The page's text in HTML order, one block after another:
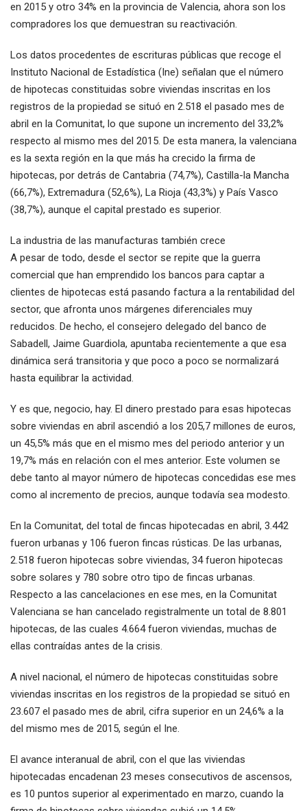
en 2015 y otro 34% en la provincia de Valencia, ahora son los
compradores los que demuestran su reactivación.
Los datos procedentes de escrituras públicas que recoge el
Instituto Nacional de Estadística (Ine) señalan que el número
de hipotecas constituidas sobre viviendas inscritas en los
registros de la propiedad se situó en 2.518 el pasado mes de
abril en la Comunitat, lo que supone un incremento del 33,2%
respecto al mismo mes del 2015. De esta manera, la valenciana
es la sexta región en la que más ha crecido la firma de
hipotecas, por detrás de Cantabria (74,7%), Castilla-la Mancha
(66,7%), Extremadura (52,6%), La Rioja (43,3%) y País Vasco
(38,7%), aunque el capital prestado es superior.
La industria de las manufacturas también crece
A pesar de todo, desde el sector se repite que la guerra
comercial que han emprendido los bancos para captar a
clientes de hipotecas está pasando factura a la rentabilidad del
sector, que afronta unos márgenes diferenciales muy
reducidos. De hecho, el consejero delegado del banco de
Sabadell, Jaime Guardiola, apuntaba recientemente a que esa
dinámica será transitoria y que poco a poco se normalizará
hasta equilibrar la actividad.
Y es que, negocio, hay. El dinero prestado para esas hipotecas
sobre viviendas en abril ascendió a los 205,7 millones de euros,
un 45,5% más que en el mismo mes del periodo anterior y un
19,7% más en relación con el mes anterior. Este volumen se
debe tanto al mayor número de hipotecas concedidas ese mes
como al incremento de precios, aunque todavía sea modesto.
En la Comunitat, del total de fincas hipotecadas en abril, 3.442
fueron urbanas y 106 fueron fincas rústicas. De las urbanas,
2.518 fueron hipotecas sobre viviendas, 34 fueron hipotecas
sobre solares y 780 sobre otro tipo de fincas urbanas.
Respecto a las cancelaciones en ese mes, en la Comunitat
Valenciana se han cancelado registralmente un total de 8.801
hipotecas, de las cuales 4.664 fueron viviendas, muchas de
ellas contraídas antes de la crisis.
A nivel nacional, el número de hipotecas constituidas sobre
viviendas inscritas en los registros de la propiedad se situó en
23.607 el pasado mes de abril, cifra superior en un 24,6% a la
del mismo mes de 2015, según el Ine.
El avance interanual de abril, con el que las viviendas
hipotecadas encadenan 23 meses consecutivos de ascensos,
es 10 puntos superior al experimentado en marzo, cuando la